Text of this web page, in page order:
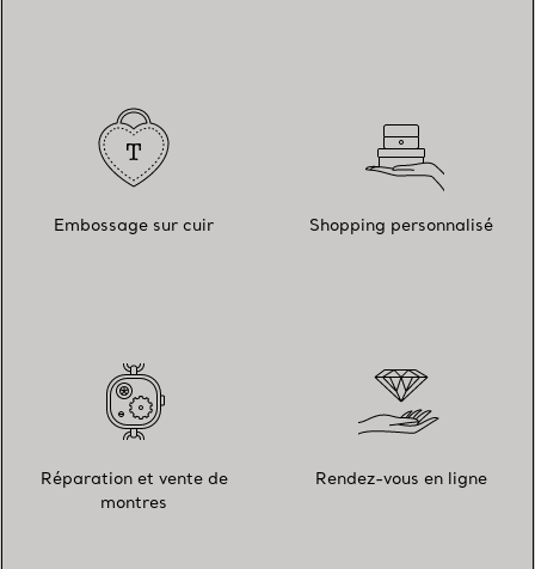
Embossage sur cuir Shopping personnalisé
Réparation et vente de
montres
Rendez-vous en ligne